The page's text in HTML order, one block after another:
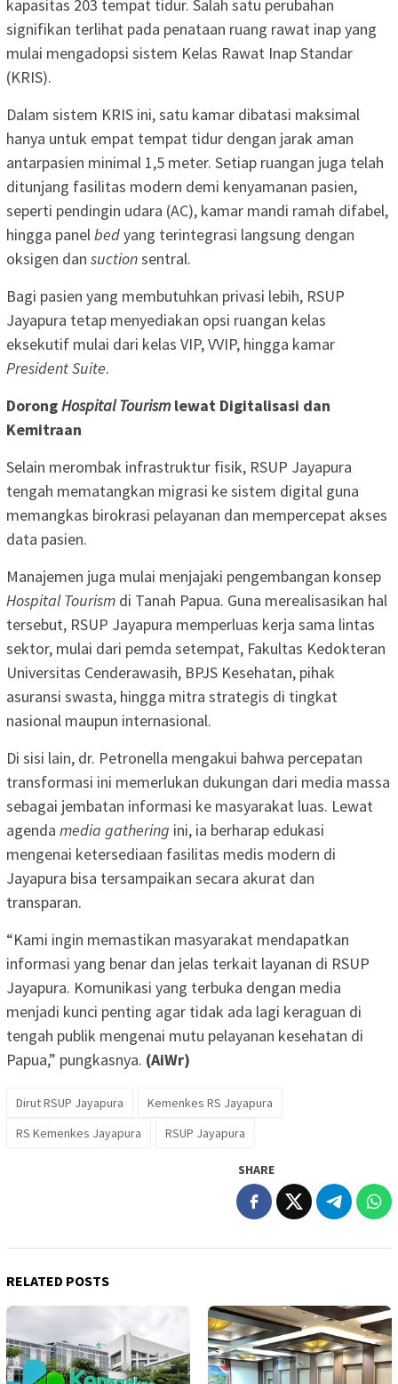
kapasitas 203 tempat tidur. Salah satu perubahan
signifikan terlihat pada penataan ruang rawat inap yang
mulai mengadopsi sistem Kelas Rawat Inap Standar
(KRIS).
Dalam sistem KRIS ini, satu kamar dibatasi maksimal
hanya untuk empat tempat tidur dengan jarak aman
antarpasien minimal 1,5 meter. Setiap ruangan juga telah
ditunjang fasilitas modern demi kenyamanan pasien,
seperti pendingin udara (AC), kamar mandi ramah difabel,
hingga panelbedyang terintegrasi langsung dengan
oksigen dan suctionsentral.
Bagi pasien yang membutuhkan privasi lebih, RSUP
Jayapura tetap menyediakan opsi ruangan kelas
eksekutif mulai dari kelas VIP, VVIP, hingga kamar
President Suite.
DorongHospital Tourism lewat Digitalisasi dan
Kemitraan
Selain merombak infrastruktur fisik, RSUP Jayapura
tengah mematangkan migrasi ke sistem digital guna
memangkas birokrasi pelayanan dan mempercepat akses
data pasien.
Manajemen juga mulai menjajaki pengembangan konsep
Hospital Tourism di Tanah Papua. Guna merealisasikan hal
tersebut, RSUP Jayapura memperluas kerja sama lintas
sektor, mulai dari pemda setempat, Fakultas Kedokteran
Universitas Cenderawasih, BPJS Kesehatan, pihak
asuransi swasta, hingga mitra strategis di tingkat
nasional maupun internasional.
Di sisi lain, dr. Petronella mengakui bahwa percepatan
transformasi ini memerlukan dukungan dari media massa
sebagai jembatan informasi ke masyarakat luas. Lewat
agenda media gathering ini, ia berharap edukasi
mengenai ketersediaan fasilitas medis modern di
Jayapura bisa tersampaikan secara akurat dan
transparan.
“Kami ingin memastikan masyarakat mendapatkan
informasi yang benar dan jelas terkait layanan di RSUP
Jayapura. Komunikasi yang terbuka dengan media
menjadi kunci penting agar tidak ada lagi keraguan di
tengah publik mengenai mutu pelayanan kesehatan di
Papua,” pungkasnya. (AiWr)
Dirut RSUP Jayapura
Kemenkes RS Jayapura
RS Kemenkes Jayapura
RSUP Jayapura
SHARE
RELATED POSTS